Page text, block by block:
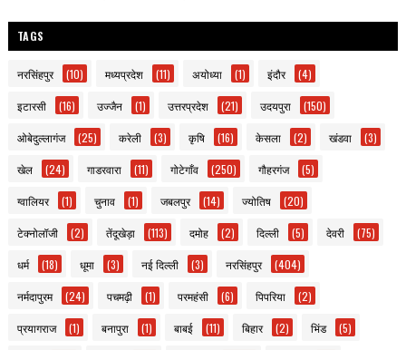
TAGS
नरसिंहपुर (10) मध्यप्रदेश (11) अयोध्या (1) इंदौर (4)
इटारसी (16) उज्जैन (1) उत्तरप्रदेश (21) उदयपुरा (150)
ओबेदुल्लागंज (25) करेली (3) कृषि (16) केसला (2) खंडवा (3)
खेल (24) गाडरवारा (11) गोटेगाँव (250) गौहरगंज (5)
ग्वालियर (1) चुनाव (1) जबलपुर (14) ज्योतिष (20)
टेक्नोलॉजी (2) तेंदूखेड़ा (113) दमोह (2) दिल्ली (5) देवरी (75)
धर्म (18) धूमा (3) नई दिल्ली (3) नरसिंहपुर (404)
नर्मदापुरम (24) पचमढ़ी (1) परमहंसी (6) पिपरिया (2)
प्रयागराज (1) बनापुरा (1) बाबई (11) बिहार (2) भिंड (5)